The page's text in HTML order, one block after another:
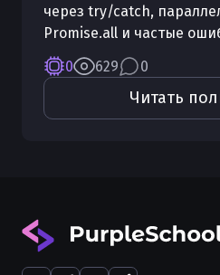
через try/catch,
Promise.all и частые
0
629 0
Читать